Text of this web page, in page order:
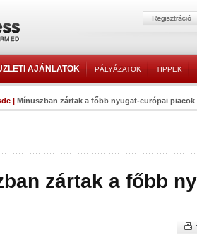
AJÁNLATOK PÁLYÁZATOK TIPPEK
| Mínuszban zártak a főbb nyugat-európai piacok
zártak a főbb